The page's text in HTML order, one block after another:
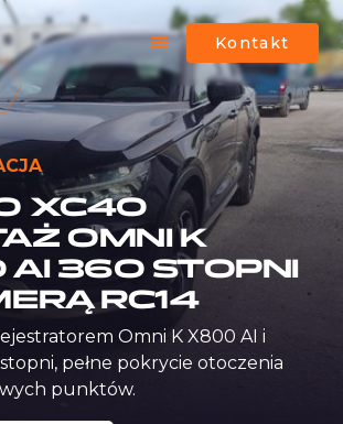
Kontakt
XC40
OMNI K
360 STOPNI
RC14
Omni K X800 AI i
pełne pokrycie otoczenia
punktów.